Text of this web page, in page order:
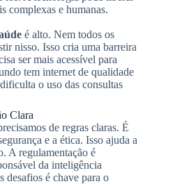
complexas e humanas.
é alto. Nem todos os
nisso. Isso cria uma barreira
ser mais acessível para
tem internet de qualidade
o uso das consultas
Clara
de regras claras. É
e a ética. Isso ajuda a
A regulamentação é
da inteligência
desafios é chave para o